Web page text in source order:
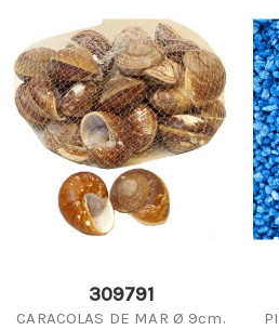
309791
CARACOLAS DE MAR Ø 9cm.